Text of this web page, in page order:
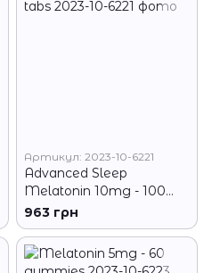
Артикул: 2023-10-6221
Advanced Sleep
Melatonin 10mg - 100
tabs
963 грн